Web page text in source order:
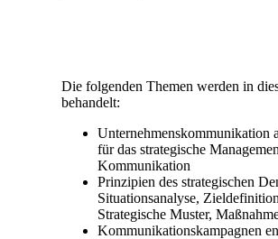
Die folgenden Themen werden in
behandelt:
Unternehmenskommunikation
für das strategische
Kommunikation
Prinzipien des strategischen
Situationsanalyse,
Strategische Muster,
Kommunikationskampagnen